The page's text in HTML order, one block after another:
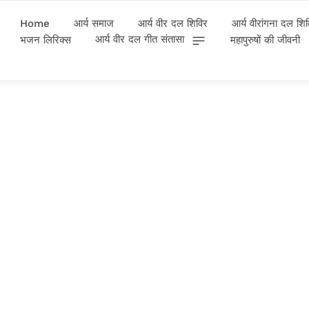
Home आर्य समाज आर्य वीर दल शिविर
आर्य वीरांगना दल
भजन लिरिक्स
आर्य वीर दल गीत संतासा महापुरुषों की जीवनी